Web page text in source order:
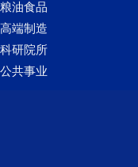
粮油食品
高端制造
科研院所
公共事业